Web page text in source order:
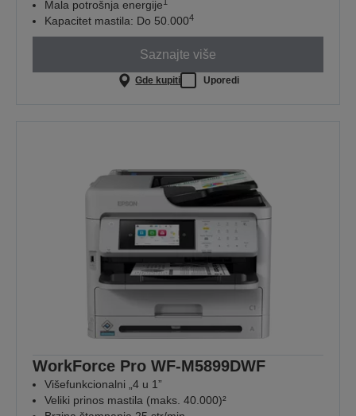
Mala potrošnja energije
Kapacitet mastila: Do 50.0004
Saznajte više
Gde kupiti Uporedi
WorkForce Pro WF-M5899DWF
Višefunkcionalni „4 u 1”
Veliki prinos mastila (maks. 40.000)²